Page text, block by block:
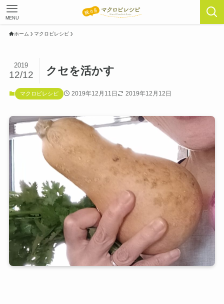
MENU
ホーム マクロビレシピ
クセを活かす
2019
12/12
マクロビレシピ 2019年12月11日 2019年12月12日